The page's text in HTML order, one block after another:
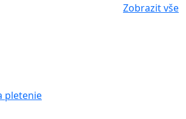
Zobrazit vše
pletenie